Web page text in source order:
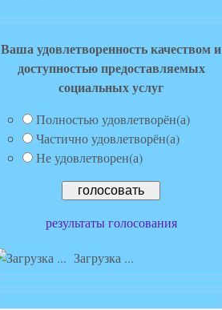
Ваша удовлетворенность качеством и
доступностью предоставляемых
социальных услуг
Полностью удовлетворён(а)
Частично удовлетворён(а)
Не удовлетворен(а)
результаты голосования
Загрузка ...